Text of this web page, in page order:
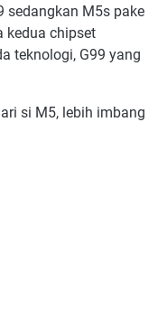
sedangkan M5s pake
kedua chipset
teknologi, G99 yang
si M5, lebih imbang